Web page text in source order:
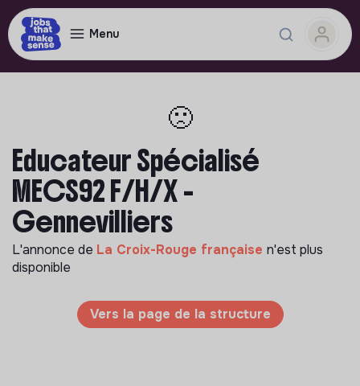
Menu
🙁
Educateur Spécialisé
MECS92 F/H/X -
Gennevilliers
L'annonce de La Croix-Rouge française n'est plus
disponible
Vers la page de la structure